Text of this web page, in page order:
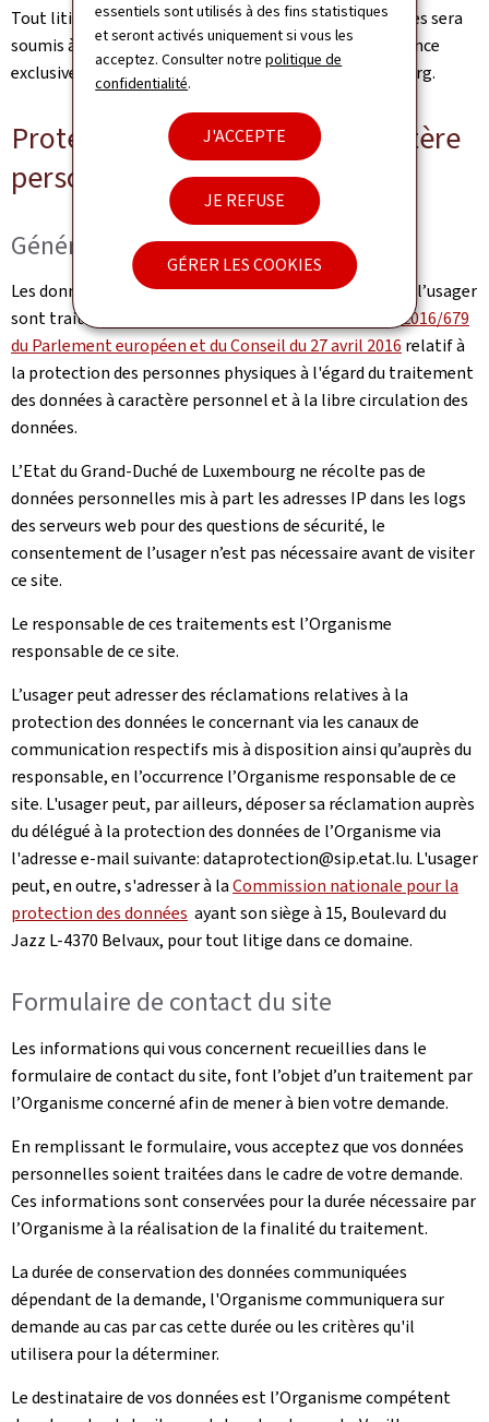
essentiels sont utilisés à des fins statistiques
et seront activés uniquement si vous les
acceptez. Consulter notrepolitique de
confidentialité.
J'ACCEPTE
JE REFUSE
GÉRER LES COOKIES
Tout litige relatif à l'utilisation de ce site et ses Services sera
soumis à la loi luxembourgeoise et sera de la compétence
exclusive des juridictions du Grand-Duché de Luxembourg.
Protection des données à caractère
personnel
Généralités
Les données à caractère personnel communiquées par l’usager
sont traitées en conformité avec le
Règlement (UE) 2016/679
du Parlement européen et du Conseil du 27 avril 2016 relatif à
la protection des personnes physiques à l'égard du traitement
des données à caractère personnel et à la libre circulation des
données.
L’Etat du Grand-Duché de Luxembourg ne récolte pas de
données personnelles mis à part les adresses IP dans les logs
des serveurs web pour des questions de sécurité, le
consentement de l’usager n’est pas nécessaire avant de visiter
ce site.
Le responsable de ces traitements est l’Organisme
responsable de ce site.
L’usager peut adresser des réclamations relatives à la
protection des données le concernant via les canaux de
communication respectifs mis à disposition ainsi qu’auprès du
responsable, en l’occurrence l’Organisme responsable de ce
site. L'usager peut, par ailleurs, déposer sa réclamation auprès
du délégué à la protection des données de l’Organisme via
l'adresse e-mail suivante: dataprotection@sip.etat.lu. L'usager
peut, en outre, s'adresser à laCommission nationale pour la
protection des données ayant son siège à 15, Boulevard du
Jazz L-4370 Belvaux, pour tout litige dans ce domaine.
Formulaire de contact du site
Les informations qui vous concernent recueillies dans le
formulaire de contact du site, font l’objet d’un traitement par
l’Organisme concerné afin de mener à bien votre demande.
En remplissant le formulaire, vous acceptez que vos données
personnelles soient traitées dans le cadre de votre demande.
Ces informations sont conservées pour la durée nécessaire par
l’Organisme à la réalisation de la finalité du traitement.
La durée de conservation des données communiquées
dépendant de la demande, l'Organisme communiquera sur
demande au cas par cas cette durée ou les critères qu'il
utilisera pour la déterminer.
Le destinataire de vos données est l’Organisme compétent